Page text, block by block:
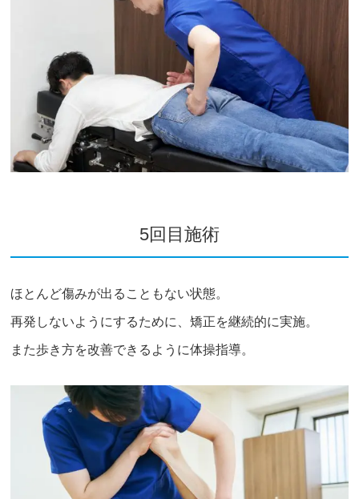
5回目施術
ほとんど傷みが出ることもない状態。
再発しないようにするために、矯正を継続的に実施。
また歩き方を改善できるように体操指導。